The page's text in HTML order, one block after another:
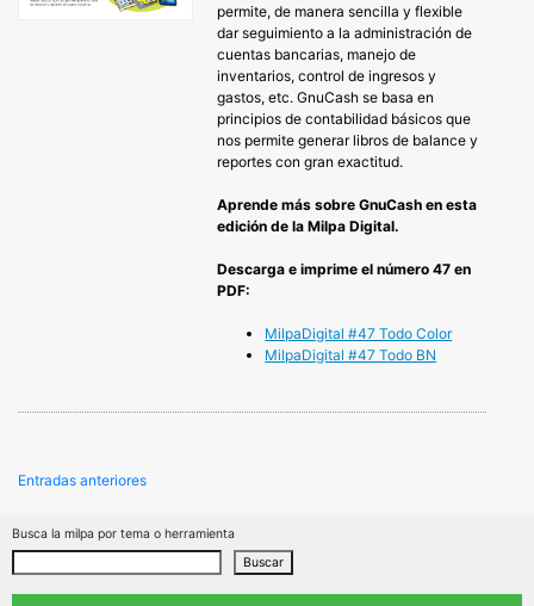
permite, de manera sencilla y flexible
dar seguimiento a la administración de
cuentas bancarias, manejo de
inventarios, control de ingresos y
gastos, etc. GnuCash se basa en
principios de contabilidad básicos que
nos permite generar libros de balance y
reportes con gran exactitud.
Aprende más sobre GnuCash en esta
edición de la Milpa Digital.
Descarga e imprime el número 47 en
PDF:
MilpaDigital #47 Todo Color
MilpaDigital #47 Todo BN
Navegación
de
entradas
Entradas anteriores
Busca la milpa por tema o herramienta
Buscar